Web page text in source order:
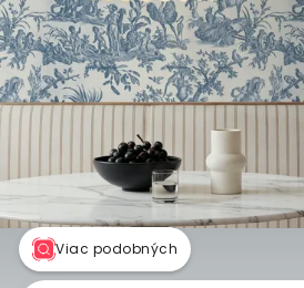
Viac podobných